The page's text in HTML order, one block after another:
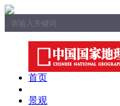
首页
景观